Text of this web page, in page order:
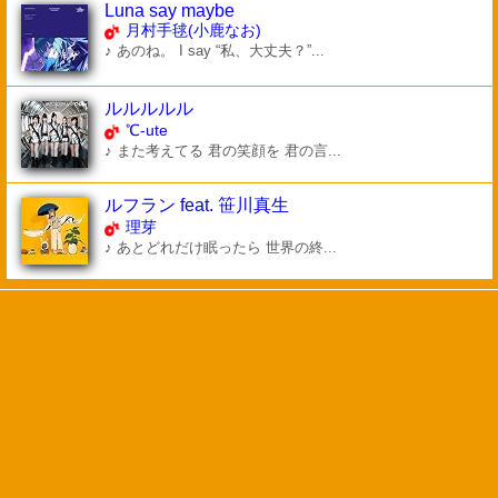
Luna say maybe
月村手毬(小鹿なお)
♪ あのね。 I say “私、大丈夫？”...
ルルルルル
℃-ute
♪ また考えてる 君の笑顔を 君の言...
ルフラン feat. 笹川真生
理芽
♪ あとどれだけ眠ったら 世界の終...